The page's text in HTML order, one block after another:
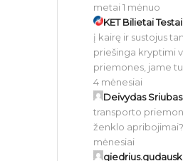
metai 1 mėnuo
KET Bilietai Testai
į kairę ir sustojus
priešinga kryptimi
priemones, jame
4 mėnesiai
Deivydas Sriubas
transporto
ženklo apribojimai?
mėnesiai